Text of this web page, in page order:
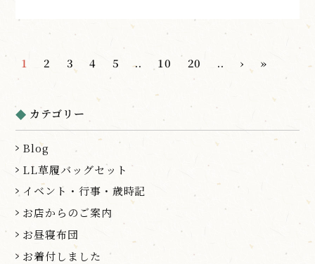
1 2 3 4 5 .. 10 20 .. › »
カテゴリー
Blog
LL草履バッグセット
イベント・行事・歳時記
お店からのご案内
お昼寝布団
お着付しました